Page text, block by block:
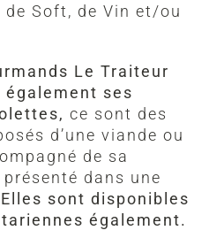
Soft, de Vin et/ou
Le Traiteur
également ses
ce sont des
d’une viande ou
de sa
dans une
Elles sont disponibles
également.